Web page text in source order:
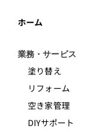
ホーム
業務・サービス
塗り替え
リフォーム
空き家管理
DIYサポート